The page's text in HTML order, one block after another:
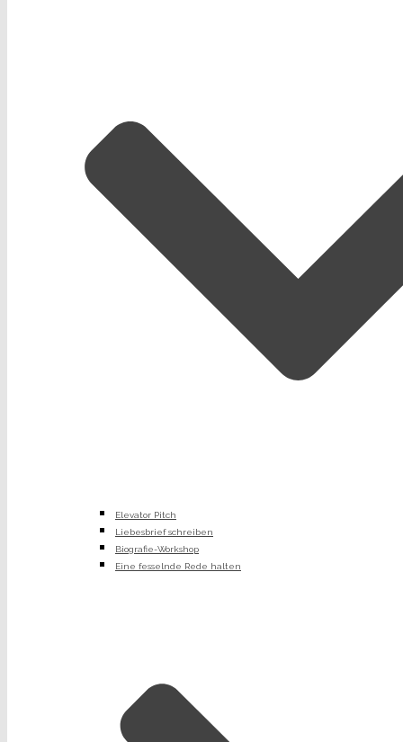
Elevator Pitch
Liebesbrief schreiben
Biografie-Workshop
Eine fesselnde Rede halten